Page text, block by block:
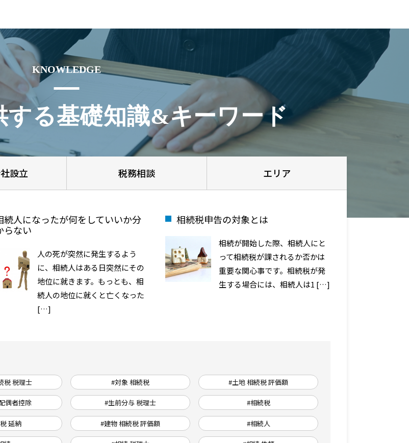
KNOWLEDGE
する基礎知識&キーワード
設立 税務相談 エリア
続人になったが何をしていいか分
らない
人の死が突然に発生するよう
に、相続人はある日突然にその
地位に就きます。もっとも、相
続人の地位に就くと亡くなった
[…]
相続税申告の対象とは
相続が開始した際、相続人にと
って相続税が課されるか否かは
重要な関心事です。相続税が発
生する場合には、相続人は1 […]
税 税理士 #対象 相続税 #土地 相続税 評価額
偶者控除 #生前分与 税理士 #相続税
延納 #建物 相続税 評価額 #相続人